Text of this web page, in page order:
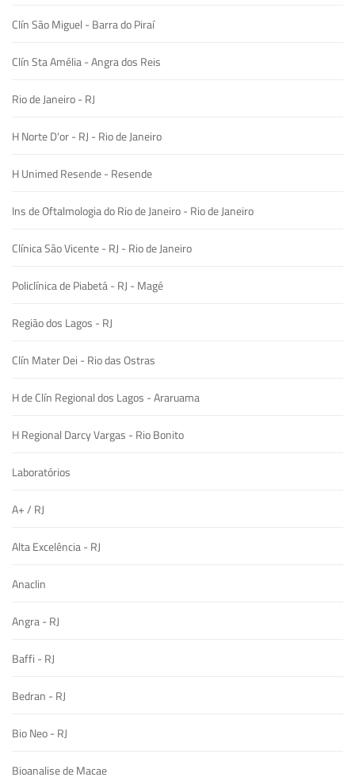
Clín São Miguel - Barra do Piraí
Clín Sta Amélia - Angra dos Reis
Rio de Janeiro - RJ
H Norte D'or - RJ - Rio de Janeiro
H Unimed Resende - Resende
Ins de Oftalmologia do Rio de Janeiro - Rio de Janeiro
Clínica São Vicente - RJ - Rio de Janeiro
Policlínica de Piabetá - RJ - Magé
Região dos Lagos - RJ
Clín Mater Dei - Rio das Ostras
H de Clín Regional dos Lagos - Araruama
H Regional Darcy Vargas - Rio Bonito
Laboratórios
A+ / RJ
Alta Excelência - RJ
Anaclin
Angra - RJ
Baffi - RJ
Bedran - RJ
Bio Neo - RJ
Bioanalise de Macae